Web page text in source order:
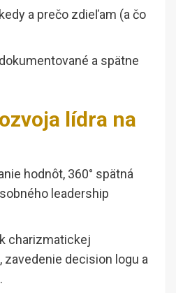
a prečo zdieľam (a čo
a spätne
lídra na
hodnôt, 360° spätná
leadership
charizmatickej
zavedenie decision logu a